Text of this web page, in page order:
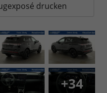
drucken
+34